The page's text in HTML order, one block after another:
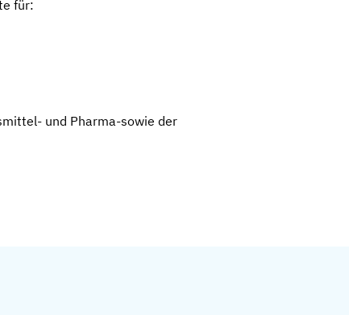
für:
und Pharma-sowie der